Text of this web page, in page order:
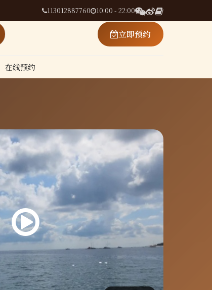
113012887760 10:00 - 22:00
立即预约
在线预约